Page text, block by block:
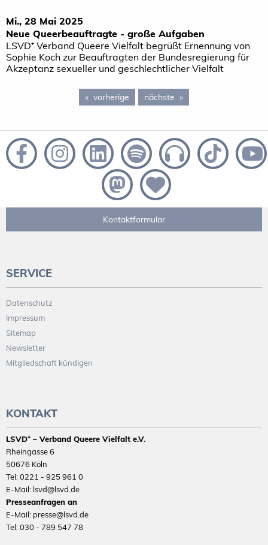
Mi., 28 Mai 2025
Neue Queerbeauftragte - große Aufgaben
LSVD⁺ Verband Queere Vielfalt begrüßt Ernennung von
Sophie Koch zur Beauftragten der Bundesregierung für
Akzeptanz sexueller und geschlechtlicher Vielfalt
vorherige page 5nächste page 7
Kontaktformular
SERVICE
Datenschutz
Impressum
Sitemap
Newsletter
Mitgliedschaft kündigen
KONTAKT
LSVD⁺ – Verband Queere Vielfalt e.V.
Rheingasse 6
50676 Köln
Tel: 0221 - 925 961 0
E-Mail: lsvd@lsvd.de
Presseanfragen an
E-Mail: presse@lsvd.de
Tel: 030 - 789 547 78